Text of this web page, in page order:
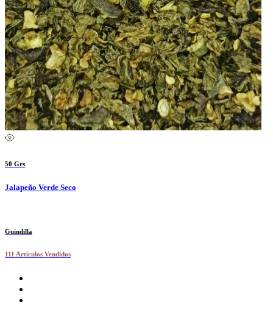
50 Grs
Jalapeño Verde Seco
Guindilla
111 Artículos Vendidos